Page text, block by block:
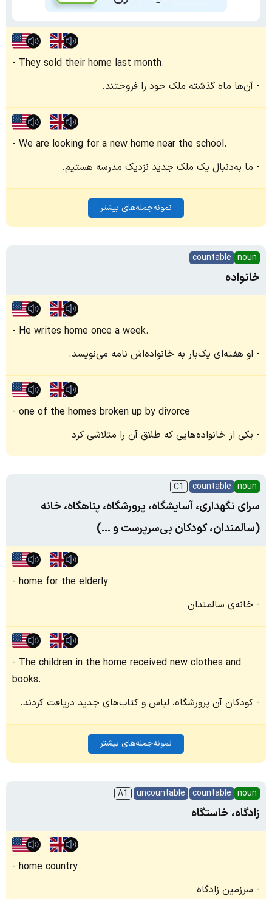
They sold their home last month.
آن‌ها ماه گذشته ملک خود را فروختند.
We are looking for a new home near the school.
ما به‌دنبال یک ملک جدید نزدیک مدرسه هستیم.
نمونه‌جمله‌های بیشتر
noun
countable
خانواده
He writes home once a week.
او هفته‌ای یک‌بار به خانواده‌اش نامه می‌نویسد.
one of the homes broken up by divorce
یکی از خانواده‌هایی که طلاق آن را متلاشی کرد
noun
countable
C1
سرای نگهداری، آسایشگاه، پرورشگاه، ‫پناهگاه‬، خانه
(سالمندان، کودکان بی‌سرپرست و ...)
home for the elderly
خانه‌ی سالمندان
The children in the home received new clothes and
books.
کودکان آن پرورشگاه، لباس و کتاب‌های جدید دریافت کردند.
نمونه‌جمله‌های بیشتر
noun
countable
uncountable
A1
زادگاه، خاستگاه
home country
سرزمین زادگاه